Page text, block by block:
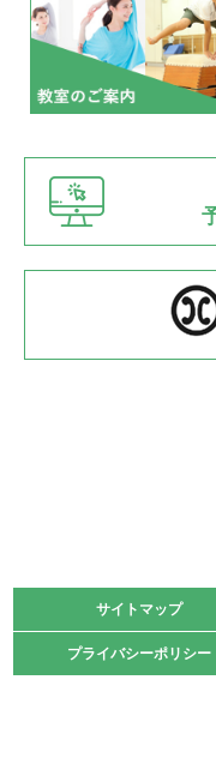
緑ケ丘体育館
2022.07.03
市内総合体育大会が
緑ケ丘体育館
2022.06.12
県知事杯争奪バレー
緑ケ丘体育館
2022.05.05
体育協会長杯 バド
2022.05.22
緑ケ丘体育館
2021.10.23
卓球選手権大会ラー
サイトマップ
プライバシーポリシー
サイトマップ
プライバシーポリシー